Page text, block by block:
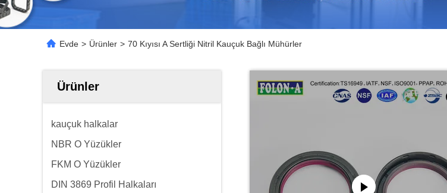
Evde > Ürünler > 70 Kıyısı A Sertliği Nitril Kauçuk Bağlı Mühürler
Ürünler
kauçuk halkalar
NBR O Yüzükler
FKM O Yüzükler
DIN 3869 Profil Halkaları